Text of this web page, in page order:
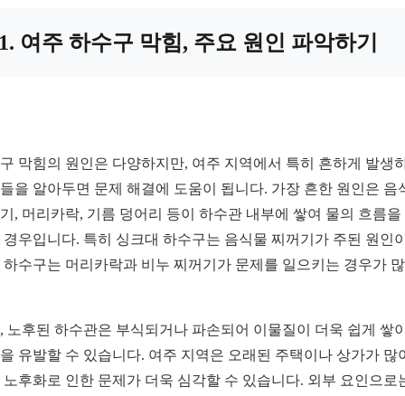
여주 하수구 막힘, 주요 원인 파악하기
막힘의 원인은 다양하지만, 여주 지역에서 특히 흔하게 발생
을 알아두면 문제 해결에 도움이 됩니다. 가장 흔한 원인은 음
, 머리카락, 기름 덩어리 등이 하수관 내부에 쌓여 물의 흐름을
경우입니다. 특히 싱크대 하수구는 음식물 찌꺼기가 주된 원인
하수구는 머리카락과 비누 찌꺼기가 문제를 일으키는 경우가
노후된 하수관은 부식되거나 파손되어 이물질이 더욱 쉽게 쌓
유발할 수 있습니다. 여주 지역은 오래된 주택이나 상가가 많
노후화로 인한 문제가 더욱 심각할 수 있습니다. 외부 요인으로